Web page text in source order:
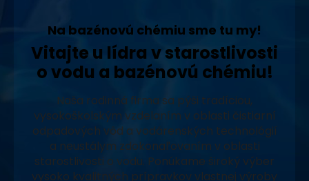
Na bazénovú chémiu sme tu my!
Vitajte u lídra v starostlivosti
o vodu a bazénovú chémiu!
Naša rodinná firma sa pýši tradíciou,
vysokoškolským vzdelaním v oblasti čistiarní
odpadových vôd a vodárenských technológií
a neustálym zdokonaľovaním v oblasti
starostlivosti o vodu. Ponúkame široký výber
vysoko kvalitných prípravkov vlastnej výroby